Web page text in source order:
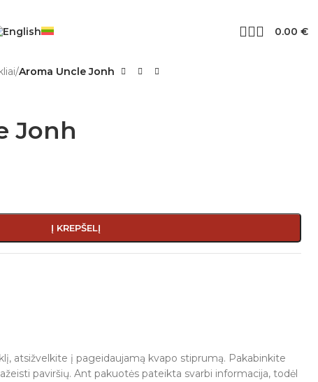
0.00 €
/Aroma Uncle Jonh
Jonh
Į KREPŠELĮ
atsižvelkite į pageidaujamą kvapo stiprumą. Pakabinkite
paviršių. Ant pakuotės pateikta svarbi informacija, todėl